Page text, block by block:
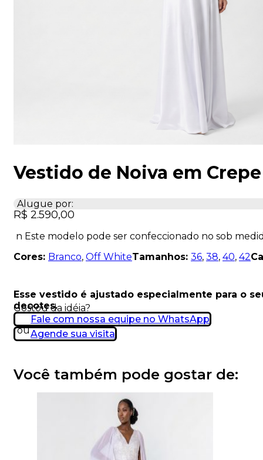
Vestido de Noiva em Crepe
Alugue por:
R$ 2.590,00
n Este modelo pode ser confeccionado no sob
Cores: Branco, Off WhiteTamanhos: 36, 38, 40, 42
Esse vestido é ajustado especialmente para o
decotes.
Gostou da idéia?
Fale com nossa equipe no WhatsApp
ouAgende sua visita
Você também pode gostar de: